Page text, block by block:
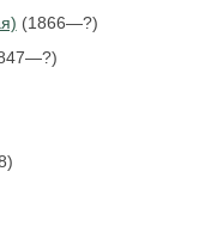
(1866—?)